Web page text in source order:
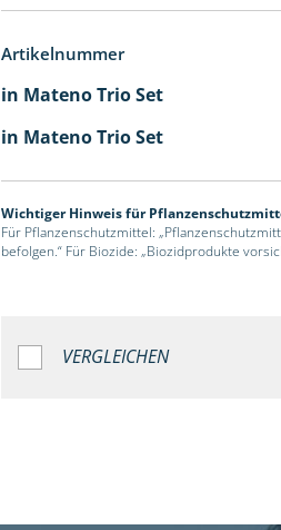
Artikelnummer
in Mateno Trio Set
in Mateno Trio Set
Wichtiger Hinweis für
Für Pflanzenschutzmittel:
befolgen.“ Für Biozide: „Biozidprodukte
VERGLEICHEN